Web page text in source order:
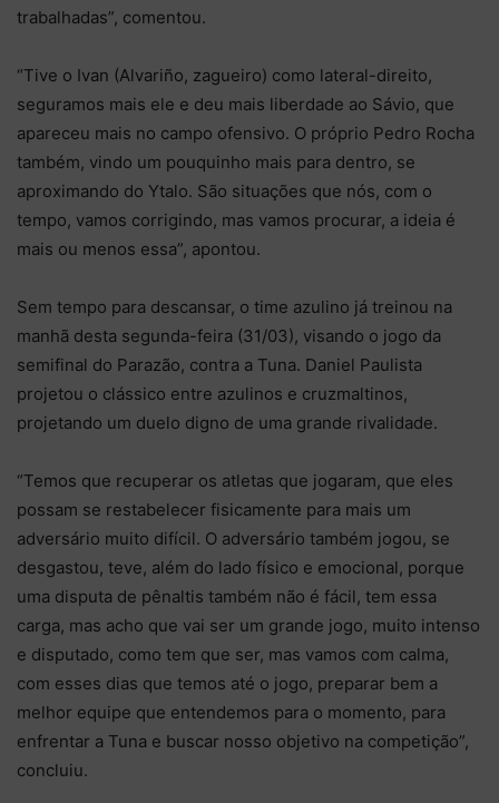
trabalhadas”, comentou.
“Tive o Ivan (Alvariño, zagueiro) como lateral-direito,
seguramos mais ele e deu mais liberdade ao Sávio, que
apareceu mais no campo ofensivo. O próprio Pedro Rocha
também, vindo um pouquinho mais para dentro, se
aproximando do Ytalo. São situações que nós, com o
tempo, vamos corrigindo, mas vamos procurar, a ideia é
mais ou menos essa”, apontou.
Sem tempo para descansar, o time azulino já treinou na
manhã desta segunda-feira (31/03), visando o jogo da
semifinal do Parazão, contra a Tuna. Daniel Paulista
projetou o clássico entre azulinos e cruzmaltinos,
projetando um duelo digno de uma grande rivalidade.
“Temos que recuperar os atletas que jogaram, que eles
possam se restabelecer fisicamente para mais um
adversário muito difícil. O adversário também jogou, se
desgastou, teve, além do lado físico e emocional, porque
uma disputa de pênaltis também não é fácil, tem essa
carga, mas acho que vai ser um grande jogo, muito intenso
e disputado, como tem que ser, mas vamos com calma,
com esses dias que temos até o jogo, preparar bem a
melhor equipe que entendemos para o momento, para
enfrentar a Tuna e buscar nosso objetivo na competição”,
concluiu.